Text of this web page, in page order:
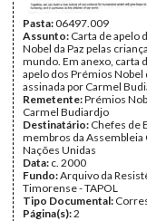
Pasta:06497.009
Assunto: Carta de apelo
Nobel da Paz pelas
mundo. Em anexo, carta
apelo dos Prémios Nobel
assinada por Carmel
Remetente:Prémios
Carmel Budiardjo
Destinatário: Chefes de
membros da Assembleia
Nações Unidas
Data: c. 2000
Fundo:Arquivo da
Timorense - TAPOL
Tipo Documental:
Página(s):2